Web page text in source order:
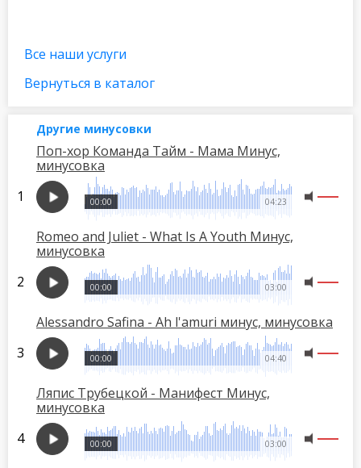
Все наши услуги
Вернуться в каталог
Другие минусовки
Поп-хор Команда Тайм - Мама Минус,
минусовка
04:23
00:00
Romeo and Juliet - What Is A Youth Минус,
минусовка
03:00
00:00
Alessandro Safina - Ah l'amuri минус, минусовка
04:40
00:00
Ляпис Трубецкой - Манифест Минус,
минусовка
03:00
00:00